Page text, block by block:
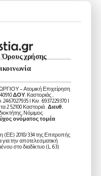
Όρους χρήσης
– Ατομική Επιχείρηση
ΔΟΥ: Καστοριάς ,
| Κιν. 6937229370 |
2 52100 Καστοριά . Διευθ.
Νόμιμος
ονόματος τομέα
2018/334 της Επιτροπής
για την αποτελεσματική
στο διαδίκτυο (L 63)